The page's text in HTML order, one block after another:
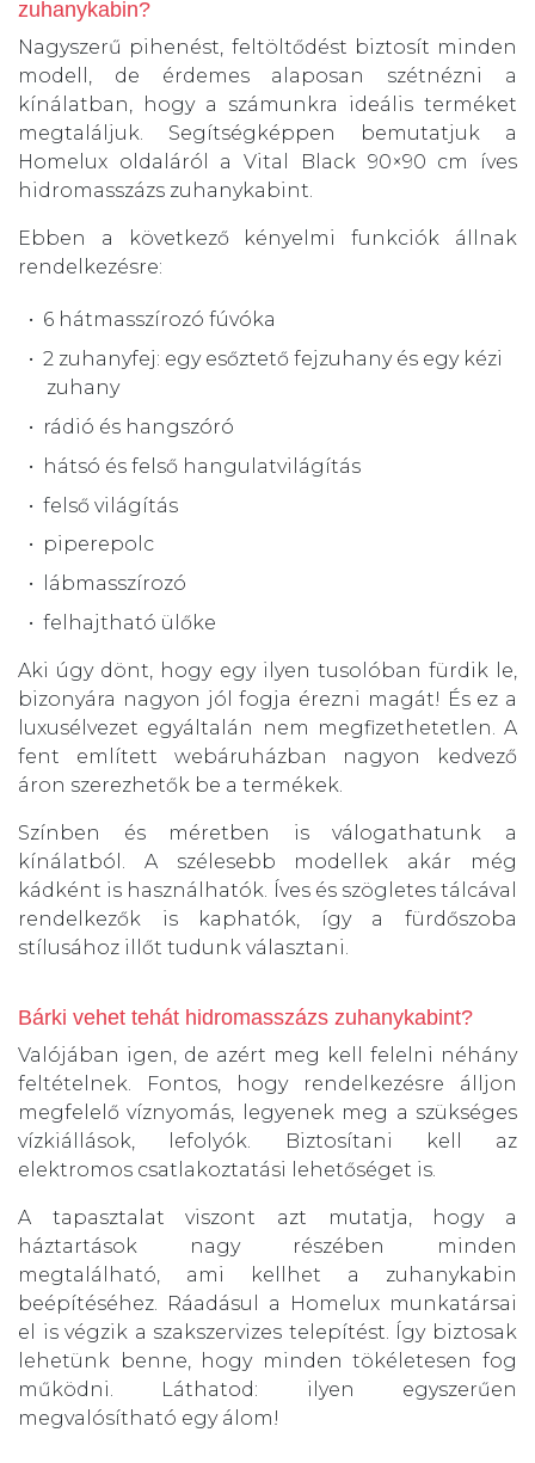
zuhanykabin?
Nagyszerű pihenést, feltöltődést biztosít minden
modell, de érdemes alaposan szétnézni a
kínálatban, hogy a számunkra ideális terméket
megtaláljuk. Segítségképpen bemutatjuk a
Homelux oldaláról a Vital Black 90×90 cm íves
hidromasszázs zuhanykabint.
Ebben a következő kényelmi funkciók állnak
rendelkezésre:
6 hátmasszírozó fúvóka
2 zuhanyfej: egy esőztető fejzuhany és egy kézi
zuhany
rádió és hangszóró
hátsó és felső hangulatvilágítás
felső világítás
piperepolc
lábmasszírozó
felhajtható ülőke
Aki úgy dönt, hogy egy ilyen tusolóban fürdik le,
bizonyára nagyon jól fogja érezni magát! És ez a
luxusélvezet egyáltalán nem megfizethetetlen. A
fent említett webáruházban nagyon kedvező
áron szerezhetők be a termékek.
Színben és méretben is válogathatunk a
kínálatból. A szélesebb modellek akár még
kádként is használhatók. Íves és szögletes tálcával
rendelkezők is kaphatók, így a fürdőszoba
stílusához illőt tudunk választani.
Bárki vehet tehát hidromasszázs zuhanykabint?
Valójában igen, de azért meg kell felelni néhány
feltételnek. Fontos, hogy rendelkezésre álljon
megfelelő víznyomás, legyenek meg a szükséges
vízkiállások, lefolyók. Biztosítani kell az
elektromos csatlakoztatási lehetőséget is.
A tapasztalat viszont azt mutatja, hogy a
háztartások nagy részében minden
megtalálható, ami kellhet a zuhanykabin
beépítéséhez. Ráadásul a Homelux munkatársai
el is végzik a szakszervizes telepítést. Így biztosak
lehetünk benne, hogy minden tökéletesen fog
működni. Láthatod: ilyen egyszerűen
megvalósítható egy álom!